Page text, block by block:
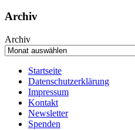
Archiv
Archiv
Startseite
Datenschutzerklärung
Impressum
Kontakt
Newsletter
Spenden